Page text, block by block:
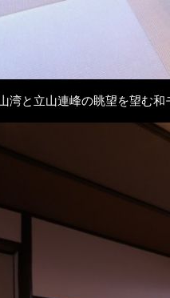
湾と立山連峰の眺望を望む和